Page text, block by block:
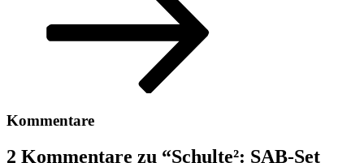
Kommentare
2 Kommentare zu “Schulte²: SAB-Set